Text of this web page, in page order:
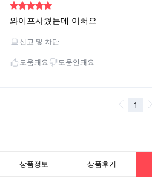
상품정보 상품후기